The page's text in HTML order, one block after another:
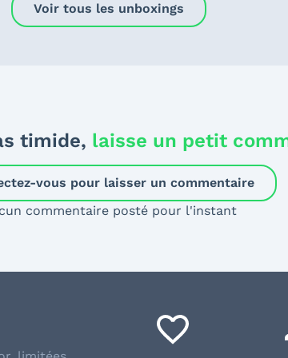
Voir tous les unboxings
timide, laisse un petit
vous pour laisser un commentaire
commentaire posté pour l'instant